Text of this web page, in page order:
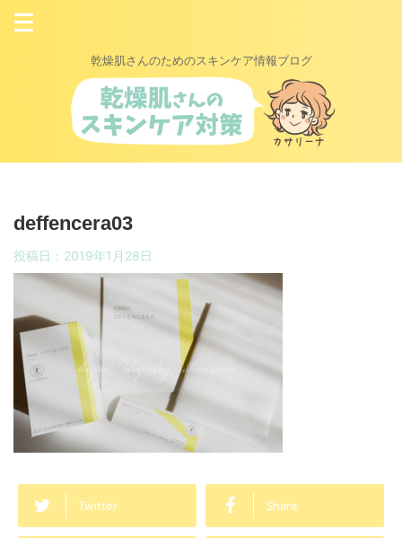
乾燥肌さんのためのスキンケア情報ブログ
deffencera03
投稿日： 2019年1月28日
Twitter Share